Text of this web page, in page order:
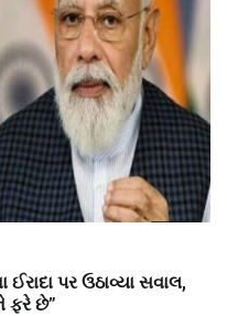
પર ઉઠાવ્યા સવાલ,
ફરે છે”